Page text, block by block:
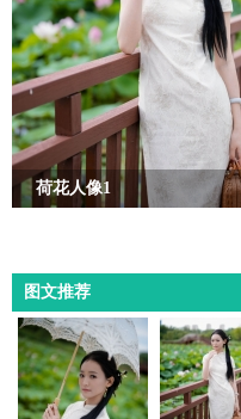
荷花人像1
图文推荐